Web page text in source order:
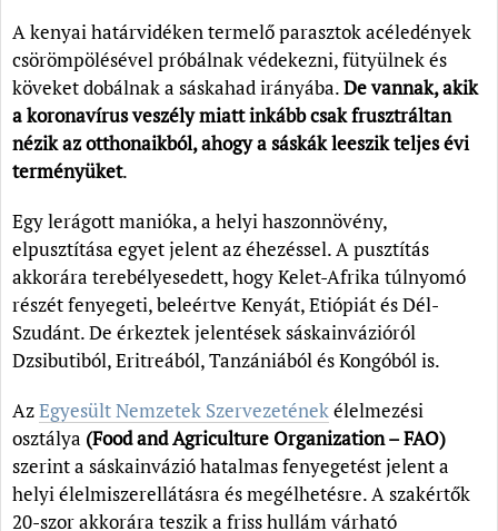
A kenyai határvidéken termelő parasztok acéledények
csörömpölésével próbálnak védekezni, fütyülnek és
köveket dobálnak a sáskahad irányába.De vannak, akik
a koronavírus veszély miatt inkább csak frusztráltan
nézik az otthonaikból, ahogy a sáskák leeszik teljes évi
terményüket.
Egy lerágott manióka, a helyi haszonnövény,
elpusztítása egyet jelent az éhezéssel. A pusztítás
akkorára terebélyesedett, hogy Kelet-Afrika túlnyomó
részét fenyegeti, beleértve Kenyát, Etiópiát és Dél-
Szudánt. De érkeztek jelentések sáskainvázióról
Dzsibutiból, Eritreából, Tanzániából és Kongóból is.
AzEgyesült Nemzetek Szervezeténekélelmezési
osztálya (Food and Agriculture Organization – FAO)
szerint a sáskainvázió hatalmas fenyegetést jelent a
helyi élelmiszerellátásra és megélhetésre. A szakértők
20-szor akkorára teszik a friss hullám várható